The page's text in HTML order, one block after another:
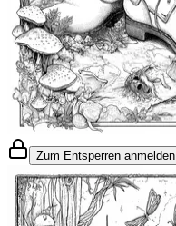
Zum Entsperren anmelden